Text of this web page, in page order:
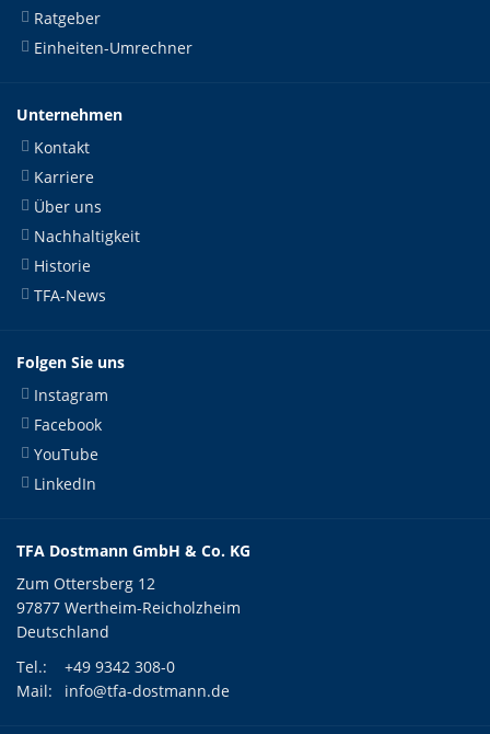
Ratgeber
Einheiten-Umrechner
Unternehmen
Kontakt
Karriere
Über uns
Nachhaltigkeit
Historie
TFA-News
Folgen Sie uns
Instagram
Facebook
YouTube
LinkedIn
TFA Dostmann GmbH & Co. KG
Zum Ottersberg 12
97877 Wertheim-Reicholzheim
Deutschland
Tel.:
+49 9342 308-0
Mail:
info@tfa-dostmann.de